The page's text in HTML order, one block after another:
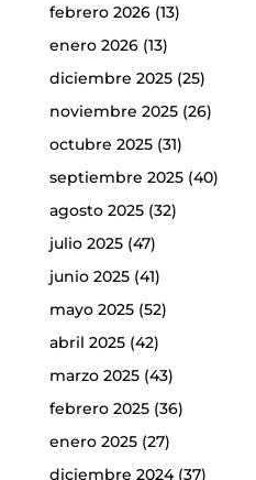
febrero 2026(13)
enero 2026(13)
diciembre 2025(25)
noviembre 2025(26)
octubre 2025(31)
septiembre 2025(40)
agosto 2025(32)
julio 2025(47)
junio 2025(41)
mayo 2025(52)
abril 2025(42)
marzo 2025(43)
febrero 2025(36)
enero 2025(27)
diciembre 2024(37)